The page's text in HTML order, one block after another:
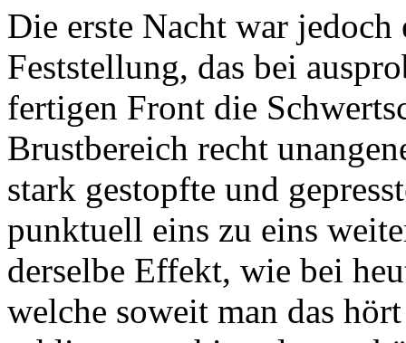
Die erste Nacht war
Feststellung, das bei
fertigen Front die
Brustbereich recht
stark gestopfte und
punktuell eins zu eins
derselbe Effekt, wie bei
welche soweit man das